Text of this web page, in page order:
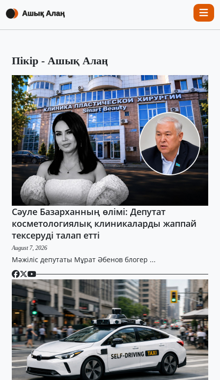
Пікір - Ашық Алаң
Сәуле Базарханның өлімі: Депутат
косметологиялық клиникаларды жаппай
тексеруді талап етті
August 7, 2026
Мәжіліс депутаты Мұрат Әбенов блогер ...